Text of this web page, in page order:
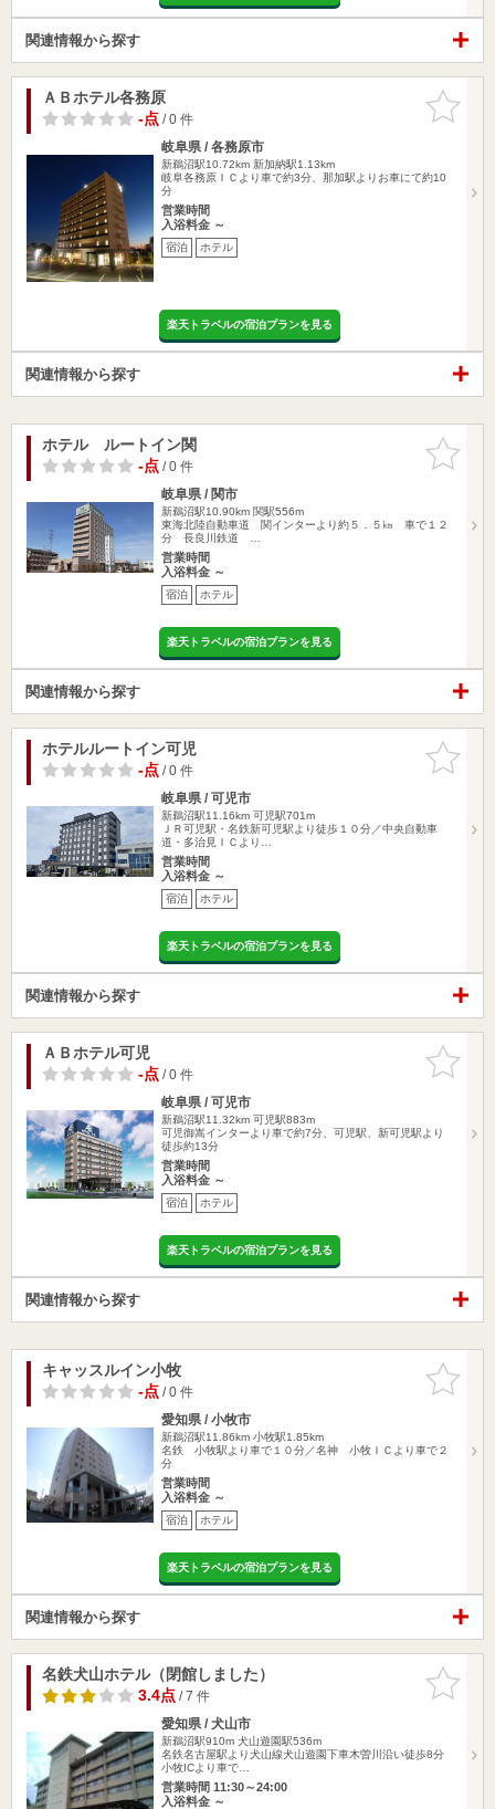
関連情報から探す
お気に入
りに追加
ＡＢホテル各務原
-点/ 0 件
岐阜県 / 各務原市
新鵜沼駅10.72km 新加納駅1.13km
岐阜各務原ＩＣより車で約3分、那加駅よりお車にて約10
分
営業時間
入浴料金 ～
宿泊 ホテル
楽天トラベルの宿泊プランを見る
関連情報から探す
お気に入
りに追加
ホテル ルートイン関
-点/ 0 件
岐阜県 / 関市
新鵜沼駅10.90km 関駅556m
東海北陸自動車道 関インターより約５．５㎞ 車で１２
分 長良川鉄道 …
営業時間
入浴料金 ～
宿泊 ホテル
楽天トラベルの宿泊プランを見る
関連情報から探す
お気に入
りに追加
ホテルルートイン可児
-点/ 0 件
岐阜県 / 可児市
新鵜沼駅11.16km 可児駅701m
ＪＲ可児駅・名鉄新可児駅より徒歩１０分／中央自動車
道・多治見ＩＣより…
営業時間
入浴料金 ～
宿泊 ホテル
楽天トラベルの宿泊プランを見る
関連情報から探す
お気に入
りに追加
ＡＢホテル可児
-点/ 0 件
岐阜県 / 可児市
新鵜沼駅11.32km 可児駅883m
可児御嵩インターより車で約7分、可児駅、新可児駅より
徒歩約13分
営業時間
入浴料金 ～
宿泊 ホテル
楽天トラベルの宿泊プランを見る
関連情報から探す
お気に入
りに追加
キャッスルイン小牧
-点/ 0 件
愛知県 / 小牧市
新鵜沼駅11.86km 小牧駅1.85km
名鉄 小牧駅より車で１０分／名神 小牧ＩＣより車で２
分
営業時間
入浴料金 ～
宿泊 ホテル
楽天トラベルの宿泊プランを見る
関連情報から探す
お気に入
りに追加
名鉄犬山ホテル（閉館しました）
3.4点/ 7 件
愛知県 / 犬山市
新鵜沼駅910m 犬山遊園駅536m
名鉄名古屋駅より犬山線犬山遊園下車木曽川沿い徒歩8分
小牧ICより車で…
営業時間 11:30～24:00
入浴料金 ～